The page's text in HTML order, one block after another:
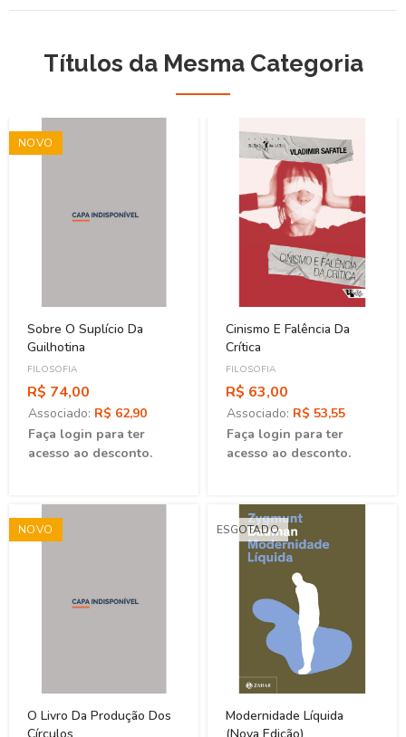
Títulos da Mesma Categoria
NOVO
Sobre O Suplício Da
Guilhotina
FILOSOFIA
R$ 74,00
Associado: R$ 62,90
Faça login para ter
acesso ao desconto.
NOVO
O Livro Da Produção Dos
Círculos
Cinismo E Falência Da
Crítica
FILOSOFIA
R$ 63,00
Associado: R$ 53,55
Faça login para ter
acesso ao desconto.
ESGOTADO
Modernidade Líquida
(Nova Edição)